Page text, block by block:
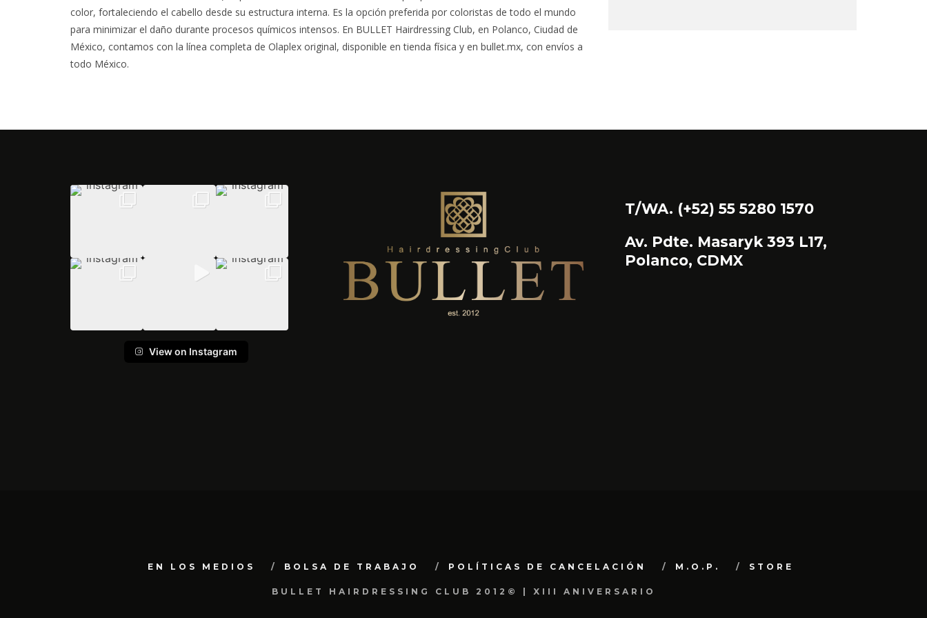
color, fortaleciendo el cabello desde su estructura interna. Es la opción preferida por coloristas de todo el mundo
para minimizar el daño durante procesos químicos intensos. En BULLET Hairdressing Club, en Polanco, Ciudad de
México, contamos con la línea completa de Olaplex original, disponible en tienda física y en bullet.mx, con envíos a
todo México.
View on Instagram
T/WA. (+52) 55 5280 1570
Av. Pdte. Masaryk 393 L17,
Polanco, CDMX
EN LOS MEDIOS BOLSA DE TRABAJO POLÍTICAS DE CANCELACIÓN M.O.P. STORE
BULLET HAIRDRESSING CLUB 2012© | XIII ANIVERSARIO